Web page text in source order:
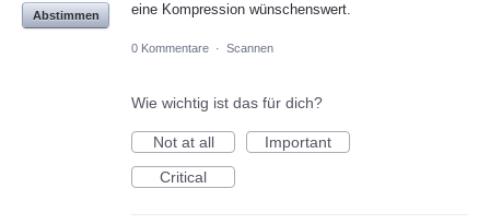
eine Kompression wünschenswert.
Abstimmen
0 Kommentare · Scannen
Wie wichtig ist das für dich?
Not at all
Important
Critical